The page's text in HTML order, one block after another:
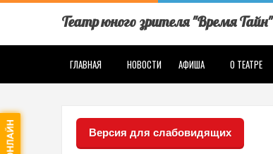
Театр юного зрителя "Время Тайн"
ГЛАВНАЯ НОВОСТИ АФИША О ТЕАТРЕ
Версия для слабовидящих